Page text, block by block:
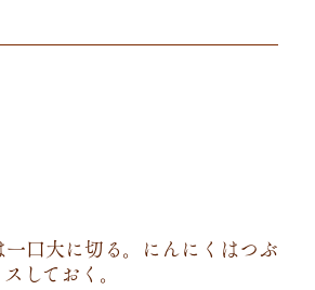
口大に切る。にんにくはつぶ
しておく。